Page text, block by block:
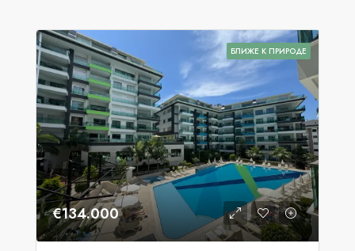
БЛИЖЕ К ПРИРОДЕ
€134.000